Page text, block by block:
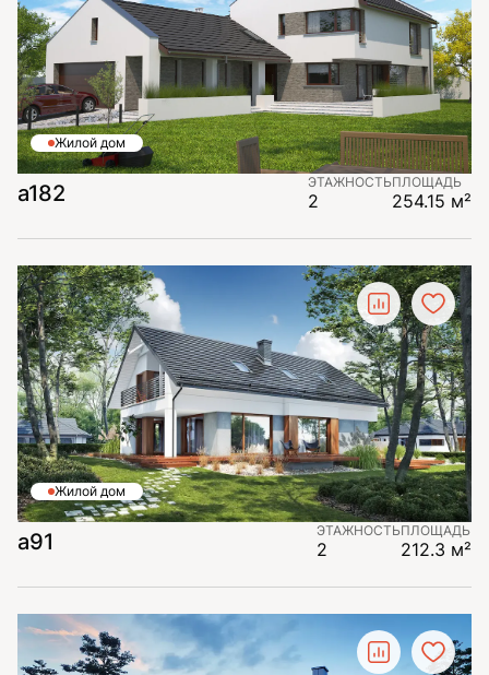
Жилой дом
a182 ЭТАЖНОСТЬ
2
ПЛОЩАДЬ
254.15 м²
Жилой дом
a91 ЭТАЖНОСТЬ
2
ПЛОЩАДЬ
212.3 м²